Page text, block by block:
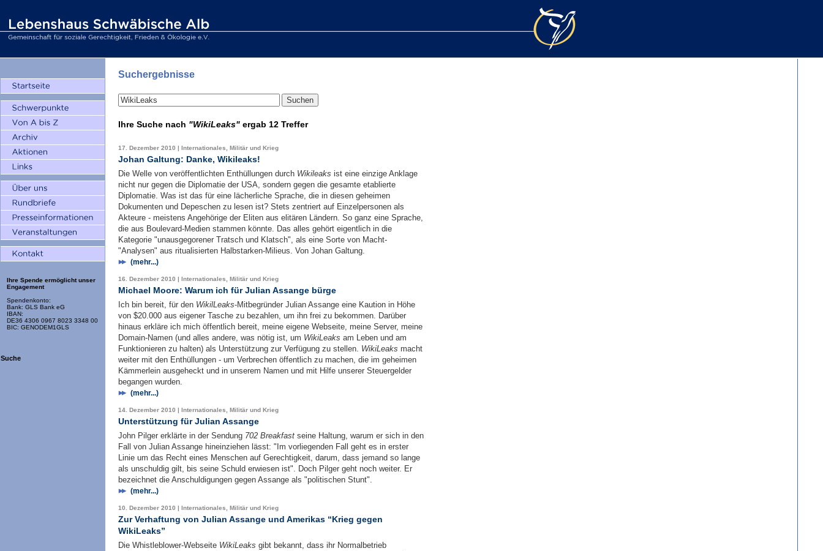
Ihre Spende ermöglicht unser
Engagement
Spendenkonto:
Bank: GLS Bank eG
IBAN:
DE36 4306 0967 8023 3348 00
BIC: GENODEM1GLS
Suche
Suchergebnisse
Ihre Suche nach "WikiLeaks" ergab 12 Treffer
17. Dezember 2010 | Internationales, Militär und Krieg
Johan Galtung: Danke, Wikileaks!
Die Welle von veröffentlichten Enthüllungen durch Wikileaks ist eine einzige Anklage
nicht nur gegen die Diplomatie der USA, sondern gegen die gesamte etablierte
Diplomatie. Was ist das für eine lächerliche Sprache, die in diesen geheimen
Dokumenten und Depeschen zu lesen ist? Stets zentriert auf Einzelpersonen als
Akteure - meistens Angehörige der Eliten aus elitären Ländern. So ganz eine Sprache,
die aus Boulevard-Medien stammen könnte. Das alles gehört eigentlich in die
Kategorie "unausgegorener Tratsch und Klatsch", als eine Sorte von Macht-
"Analysen" aus ritualisierten Halbstarken-Milieus. Von Johan Galtung.
(mehr...)
16. Dezember 2010 | Internationales, Militär und Krieg
Michael Moore: Warum ich für Julian Assange bürge
Ich bin bereit, für den WikilLeaks-Mitbegründer Julian Assange eine Kaution in Höhe
von $20.000 aus eigener Tasche zu bezahlen, um ihn frei zu bekommen. Darüber
hinaus erkläre ich mich öffentlich bereit, meine eigene Webseite, meine Server, meine
Domain-Namen (und alles andere, was nötig ist, um WikiLeaks am Leben und am
Funktionieren zu halten) als Unterstützung zur Verfügung zu stellen. WikiLeaks macht
weiter mit den Enthüllungen - um Verbrechen öffentlich zu machen, die im geheimen
Kämmerlein ausgeheckt und in unserem Namen und mit Hilfe unserer Steuergelder
begangen wurden.
(mehr...)
14. Dezember 2010 | Internationales, Militär und Krieg
Unterstützung für Julian Assange
John Pilger erklärte in der Sendung 702 Breakfast seine Haltung, warum er sich in den
Fall von Julian Assange hineinziehen lässt: "Im vorliegenden Fall geht es in erster
Linie um das Recht eines Menschen auf Gerechtigkeit, darum, dass jemand so lange
als unschuldig gilt, bis seine Schuld erwiesen ist". Doch Pilger geht noch weiter. Er
bezeichnet die Anschuldigungen gegen Assange als "politischen Stunt".
(mehr...)
10. Dezember 2010 | Internationales, Militär und Krieg
Zur Verhaftung von Julian Assange und Amerikas “Krieg gegen
WikiLeaks”
Die Whistleblower-Webseite WikiLeaks gibt bekannt, dass ihr Normalbetrieb